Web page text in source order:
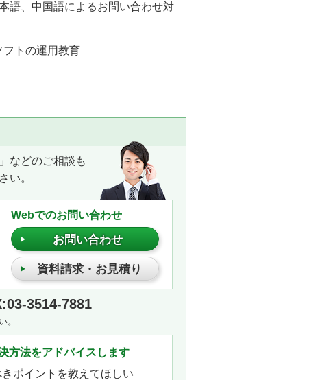
語、中国語によるお問い合わせ対
フトの運用教育
」などのご相談も
い。
Webでのお問い合わせ
お問い合わせ
資料請求・お見積り
3514-7881
。
方法をアドバイスします
ポイントを教えてほしい